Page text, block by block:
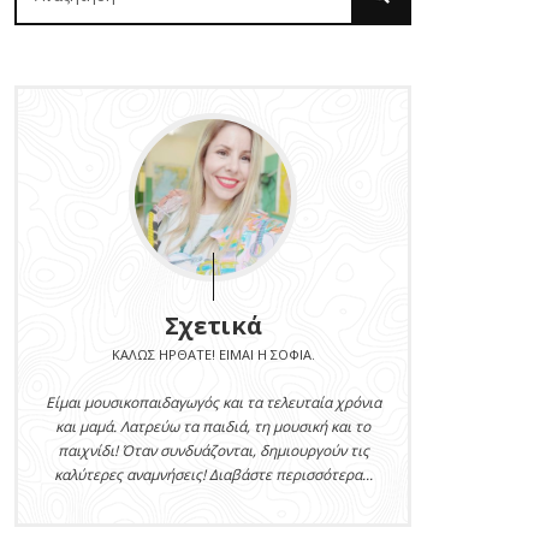
Σχετικά
ΚΑΛΏΣ ΉΡΘΑΤΕ! ΕΊΜΑΙ Η ΣΟΦΊΑ.
Είμαι μουσικοπαιδαγωγός και τα τελευταία χρόνια
και μαμά. Λατρεύω τα παιδιά, τη μουσική και το
παιχνίδι! Όταν συνδυάζονται, δημιουργούν τις
καλύτερες αναμνήσεις! Διαβάστε περισσότερα...